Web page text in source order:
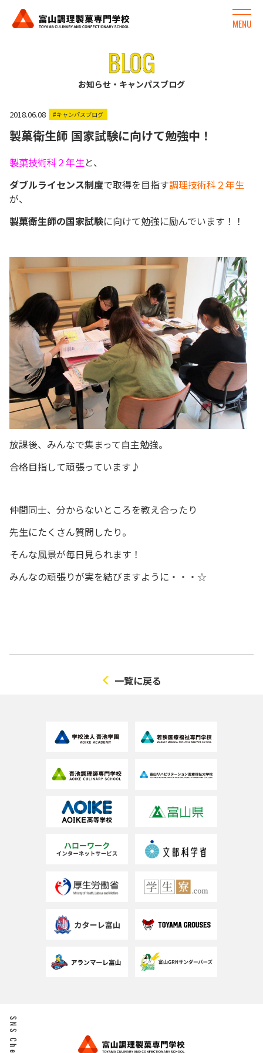
MENU
SNS Check!
お知らせ・キャンパスブログ
2018.06.08 #キャンパスブログ
製菓衛生師 国家試験に向けて勉強中！
製菓技術科２年生と、
ダブルライセンス制度で取得を目指す調理技術科２年生
が、
製菓衛生師の国家試験に向けて勉強に励んでいます！！
放課後、みんなで集まって自主勉強。
合格目指して頑張っています♪
仲間同士、分からないところを教え合ったり
先生にたくさん質問したり。
そんな風景が毎日見られます！
みんなの頑張りが実を結びますように・・・☆
一覧に戻る